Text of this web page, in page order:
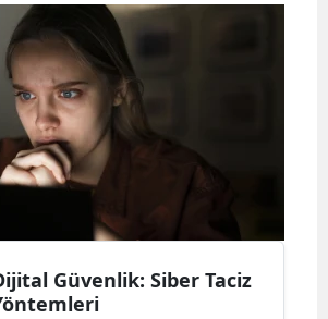
Çankırı
Diyarbakır
Erzincan
Güvenlik: Siber Taciz